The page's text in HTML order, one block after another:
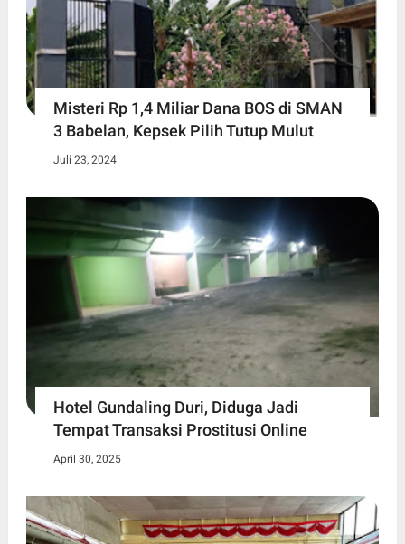
Misteri Rp 1,4 Miliar Dana BOS di SMAN
3 Babelan, Kepsek Pilih Tutup Mulut
Juli 23, 2024
Hotel Gundaling Duri, Diduga Jadi
Tempat Transaksi Prostitusi Online
April 30, 2025